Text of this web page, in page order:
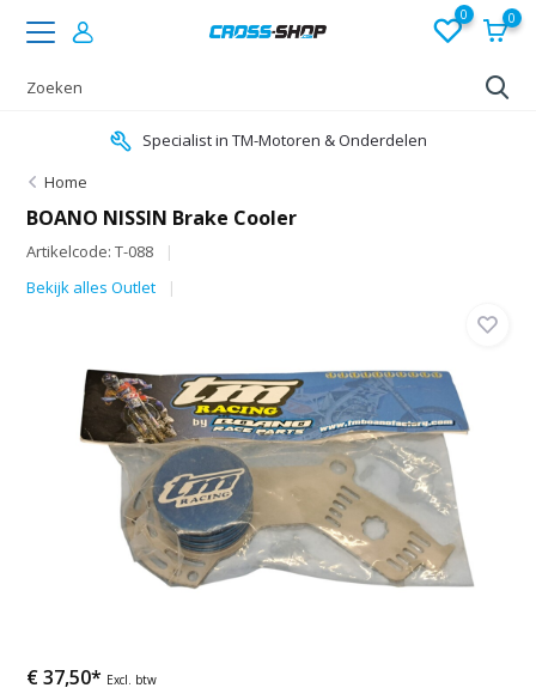
0 0
Specialist in TM-Motoren & Onderdelen
Home
BOANO NISSIN Brake Cooler
Artikelcode: T-088
Bekijk alles Outlet
€ 37,50* Excl. btw